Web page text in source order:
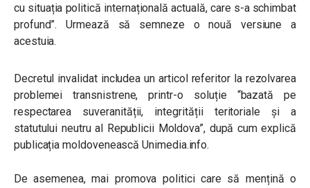
cu situația politică internațională actuală, care s-a schimbat
profund”. Urmează să semneze o nouă versiune a
acestuia.
Decretul invalidat includea un articol referitor la rezolvarea
problemei transnistrene, printr-o soluție “bazată pe
respectarea suveranității, integrității teritoriale și a
statutului neutru al Republicii Moldova”, după cum explică
publicația moldovenească Unimedia.info.
De asemenea, mai promova politici care să mențină o